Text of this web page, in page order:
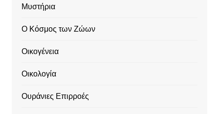
Μυστήρια
Ο Κόσμος των Ζώων
Οικογένεια
Οικολογία
Ουράνιες Επιρροές